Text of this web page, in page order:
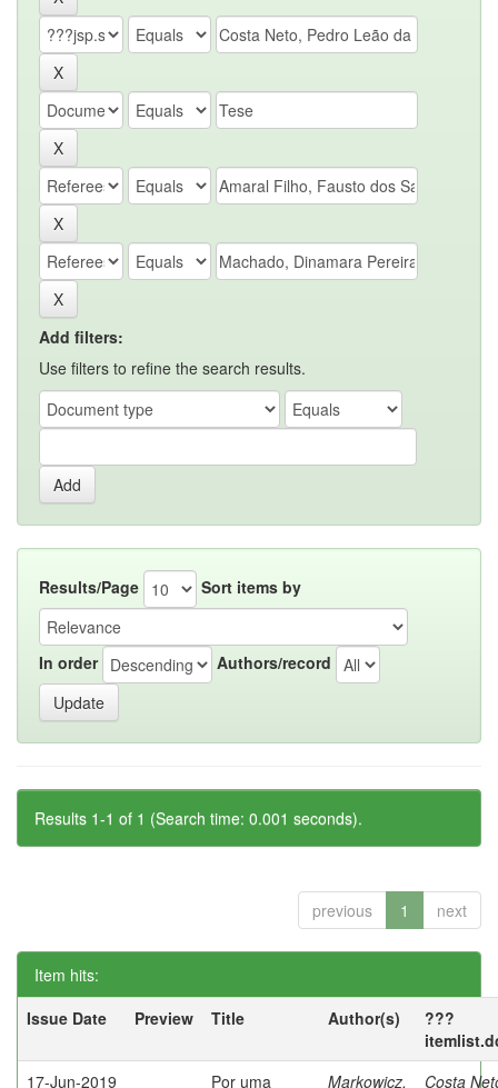
Add filters:
Use filters to refine the search results.
Results/Page Sort items by
In order Authors/record
Results 1-1 of 1 (Search time: 0.001 seconds).
previous 1 next
Item hits:
Issue Date
Preview Title Author(s)
???
17-Jun-2019
Por uma Markowicz, Costa